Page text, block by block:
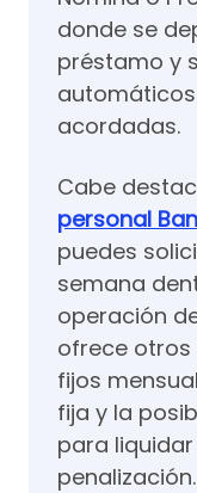
donde se
préstamo y
acordadas.
Cabe
personal
puedes
semana
operación
ofrece
fijos
fija y la
para
penalización.